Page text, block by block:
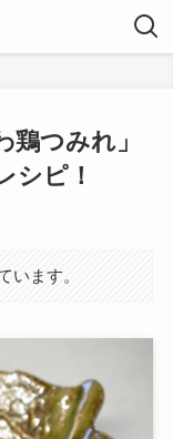
鶏つみれ」
シピ！
います。